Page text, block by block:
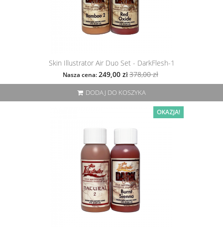
Skin Illustrator Air Duo Set - DarkFlesh-1
Nasza cena: 249,00 zł378,00 zł
DODAJ DO KOSZYKA
OKAZJA!